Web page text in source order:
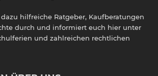
hilfreiche Ratgeber, Kaufberatungen
durch und informiert euch hier unter
und zahlreichen rechtlichen